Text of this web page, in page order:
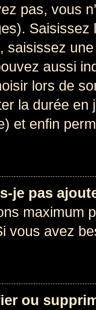
pas, vous
saisissez
aussi
lors de
la durée
et enfin
je pas
maximum
vous avez
ou